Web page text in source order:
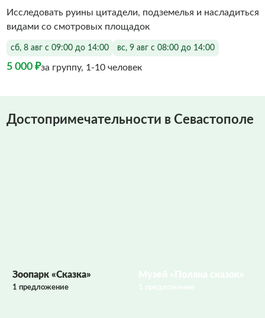
Исследовать руины цитадели, подземелья и насладиться
видами со смотровых площадок
сб, 8 авг с 09:00 до 14:00 вс, 9 авг с 08:00 до 14:00
5 000 ₽за группу, 1-10 человек
Достопримечательности в Севастополе
Зоопарк «Сказка»
1 предложение